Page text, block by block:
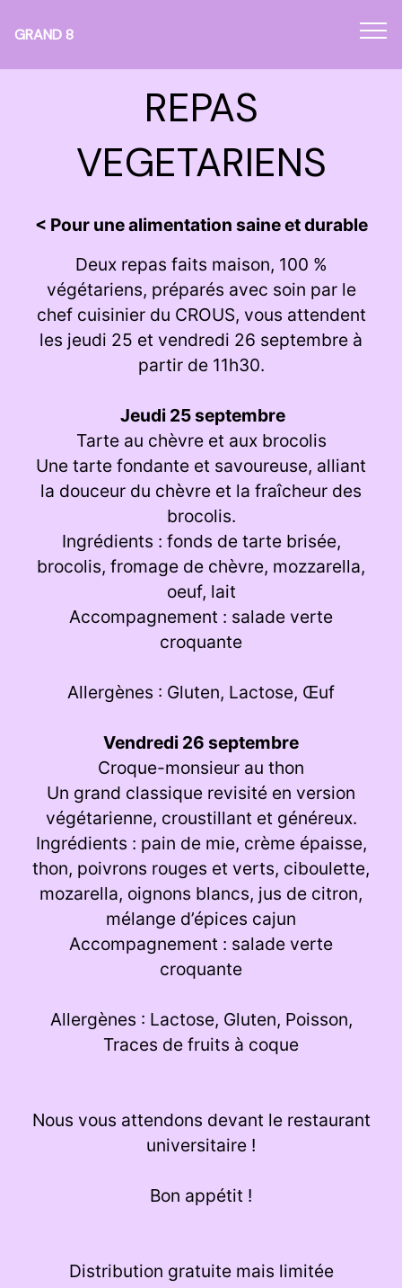
GRAND 8
REPAS
VEGETARIENS
< Pour une alimentation saine et durable
Deux repas faits maison, 100 %
végétariens, préparés avec soin par le
chef cuisinier du CROUS, vous attendent
les jeudi 25 et vendredi 26 septembre à
partir de 11h30.
Jeudi 25 septembre
Tarte au chèvre et aux brocolis
Une tarte fondante et savoureuse, alliant
la douceur du chèvre et la fraîcheur des
brocolis.
Ingrédients : fonds de tarte brisée,
brocolis, fromage de chèvre, mozzarella,
oeuf, lait
Accompagnement : salade verte
croquante
Allergènes : Gluten, Lactose, Œuf
Vendredi 26 septembre
Croque-monsieur au thon
Un grand classique revisité en version
végétarienne, croustillant et généreux.
Ingrédients : pain de mie, crème épaisse,
thon, poivrons rouges et verts, ciboulette,
mozarella, oignons blancs, jus de citron,
mélange d’épices cajun
Accompagnement : salade verte
croquante
Allergènes : Lactose, Gluten, Poisson,
Traces de fruits à coque
Nous vous attendons devant le restaurant
universitaire !
Bon appétit !
Distribution gratuite mais limitée